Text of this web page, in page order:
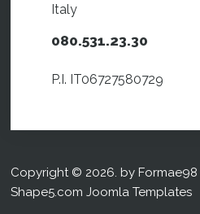
Italy
080.531.23.30
P.I. IT06727580729
Copyright © 2026. by Formae98
Shape5.comJoomla Templates